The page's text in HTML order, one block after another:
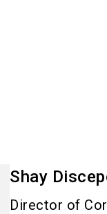
Shay
Director of